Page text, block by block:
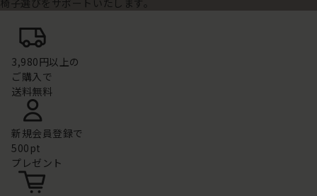
3,980円以上の
ご購入で
送料無料
新規会員登録で
500pt
プレゼント